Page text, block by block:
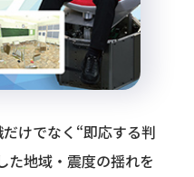
けでなく“即応する判
た地域・震度の揺れを